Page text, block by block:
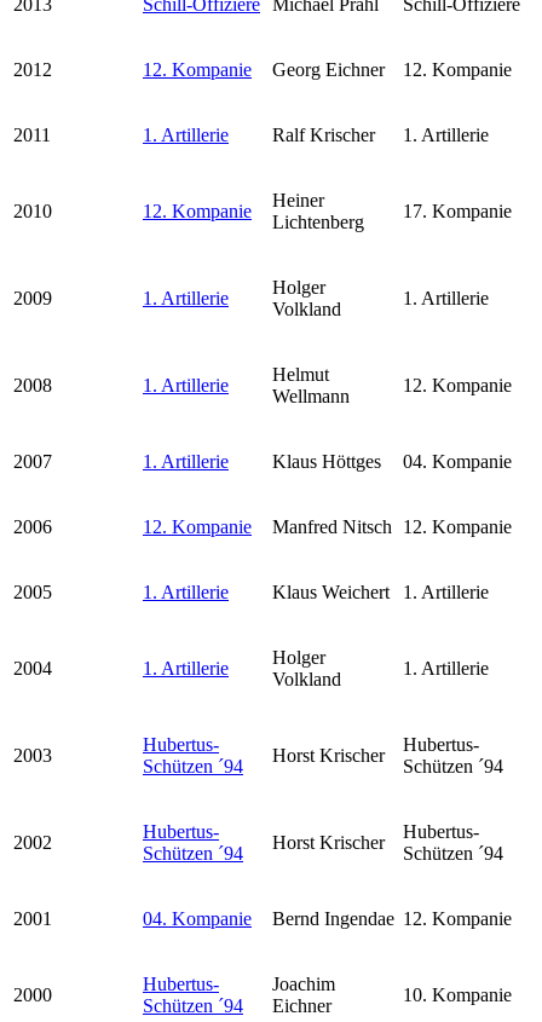
2012 12. Kompanie Georg Eichner 12. Kompanie
2011 1. Artillerie Ralf Krischer 1. Artillerie
2010 12. Kompanie
Heiner
Lichtenberg
17. Kompanie
2009 1. Artillerie
Holger
Volkland
1. Artillerie
2008 1. Artillerie
Helmut
Wellmann
12. Kompanie
2007 1. Artillerie Klaus Höttges 04. Kompanie
2006 12. Kompanie Manfred Nitsch 12. Kompanie
2005 1. Artillerie Klaus Weichert 1. Artillerie
2004 1. Artillerie
Holger
Volkland
1. Artillerie
2003
Hubertus-
Schützen ´94
Horst Krischer
Hubertus-
Schützen ´94
2002
Hubertus-
Schützen ´94
Horst Krischer
Hubertus-
Schützen ´94
2001 04. Kompanie Bernd Ingendae 12. Kompanie
2000
Hubertus-
Schützen ´94
Joachim
Eichner
10. Kompanie